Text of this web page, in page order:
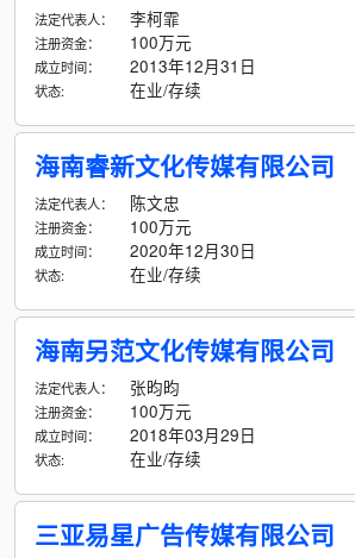
法定代表人： 李柯霏
注册资金： 100万元
成立时间： 2013年12月31日
状态: 在业/存续
海南睿新文化传媒有限公司
法定代表人： 陈文忠
注册资金： 100万元
成立时间： 2020年12月30日
状态: 在业/存续
海南另范文化传媒有限公司
法定代表人： 张昀昀
注册资金： 100万元
成立时间： 2018年03月29日
状态: 在业/存续
三亚易星广告传媒有限公司